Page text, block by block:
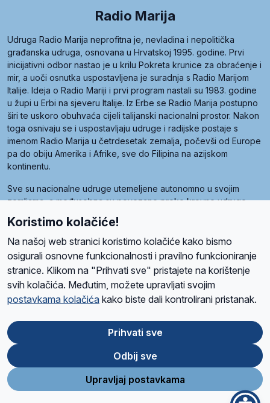
Radio Marija
Udruga Radio Marija neprofitna je, nevladina i nepolitička
građanska udruga, osnovana u Hrvatskoj 1995. godine. Prvi
inicijativni odbor nastao je u krilu Pokreta krunice za obraćenje i
mir, a uoči osnutka uspostavljena je suradnja s Radio Marijom
Italije. Ideja o Radio Mariji i prvi program nastali su 1983. godine
u župi u Erbi na sjeveru Italije. Iz Erbe se Radio Marija postupno
širi te uskoro obuhvaća cijeli talijanski nacionalni prostor. Nakon
toga osnivaju se i uspostavljaju udruge i radijske postaje s
imenom Radio Marija u četrdesetak zemalja, počevši od Europe
pa do obiju Amerika i Afrike, sve do Filipina na azijskom
kontinentu.
Sve su nacionalne udruge utemeljene autonomno u svojim
zemljama, a međusobna su povezane preko krovne udruge
Radio Maria). Svjetsku obitelj utemeljilo je sedam članica, među
kojima je i hrvatska Udruga Radio Marija.
O namaRadio ProgramVolonteriPrijateljiKontaktPravila privatnosti
Ova stranica je zaštićena Google reCAPTCHA sustavom
Store
Google
Play
Koristimo kolačiće!
Na našoj web stranici koristimo kolačiće kako bismo
osigurali osnovne funkcionalnosti i pravilno funkcioniranje
stranice. Klikom na "Prihvati sve" pristajete na korištenje
svih kolačića. Međutim, možete upravljati svojim
postavkama kolačića kako biste dali kontrolirani pristanak.
Prihvati sve
Odbij sve
Upravljaj postavkama